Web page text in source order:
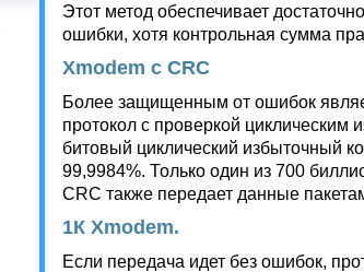
Этот метод обеспечивает
ошибки, хотя контрольная сумма
Xmodem с CRC
Более защищенным от ошибок
протокол с проверкой
битовый циклический избыточный
99,9984%. Только один из 700
CRC также передает данные
1К Xmodem.
Если передача идет без ошибок,